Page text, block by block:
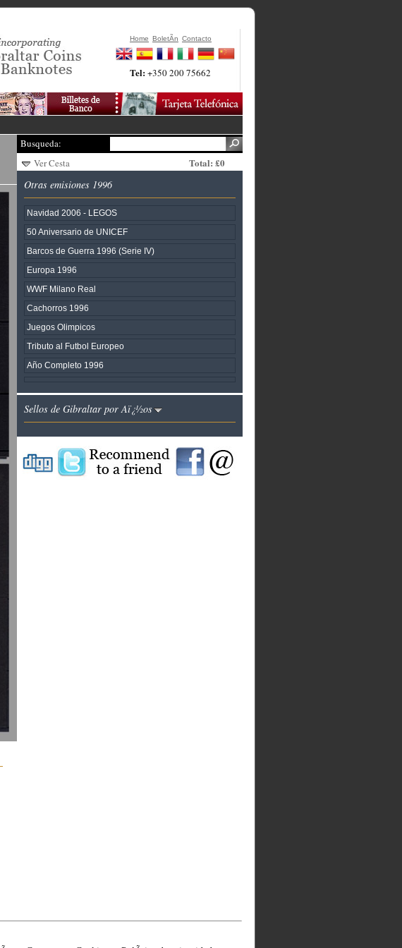
Home BoletÃ­n Contacto
Tel:+350 200 75662
Busqueda:
Ver Cesta
Total: £0
Otras emisiones 1996
Navidad 2006 - LEGOS
50 Aniversario de UNICEF
Barcos de Guerra 1996 (Serie IV)
Europa 1996
WWF Milano Real
Cachorros 1996
Juegos Olimpicos
Tributo al Futbol Europeo
Año Completo 1996
Sellos de Gibraltar por Aï¿½os